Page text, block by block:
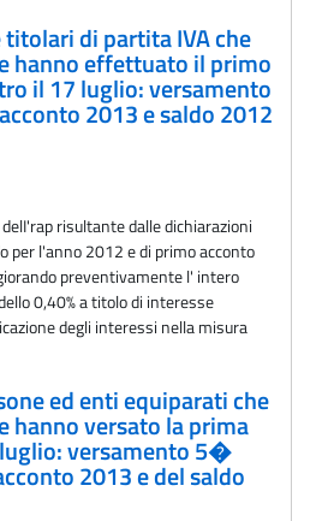
di partita IVA che
hanno effettuato il primo
il 17 luglio: versamento
2013 e saldo 2012
risultante dalle dichiarazioni
per l'anno 2012 e di primo acconto
preventivamente l' intero
0,40% a titolo di interesse
degli interessi nella misura
ed enti equiparati che
hanno versato la prima
versamento 5�
2013 e del saldo